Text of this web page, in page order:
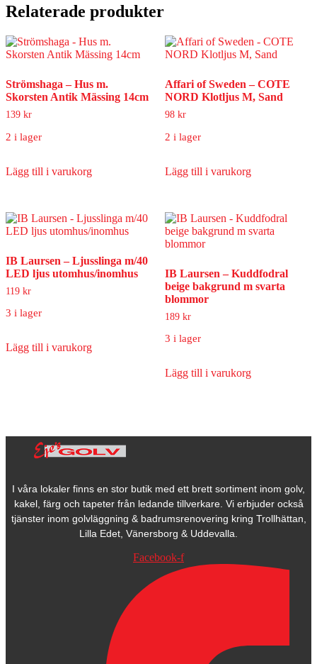
Relaterade produkter
Strömshaga – Hus m.
Skorsten Antik Mässing 14cm
139 kr
2 i lager
Lägg till i varukorg
Affari of Sweden – COTE
NORD Klotljus M, Sand
98 kr
2 i lager
Lägg till i varukorg
IB Laursen – Ljusslinga m/40
LED ljus utomhus/inomhus
119 kr
3 i lager
Lägg till i varukorg
IB Laursen – Kuddfodral
beige bakgrund m svarta
blommor
189 kr
3 i lager
Lägg till i varukorg
I våra lokaler finns en stor butik med ett brett sortiment inom golv,
kakel, färg och tapeter från ledande tillverkare. Vi erbjuder också
tjänster inom golvläggning & badrumsrenovering kring Trollhättan,
Lilla Edet, Vänersborg & Uddevalla.
Facebook-f